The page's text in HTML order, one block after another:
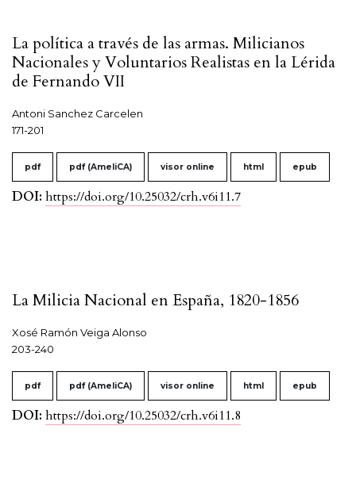
La política a través de las armas. Milicianos
Nacionales y Voluntarios Realistas en la Lérida
de Fernando VII
Antoni Sanchez Carcelen
171-201
pdf pdf (AmeliCA) visor online html epub
DOI: https://doi.org/10.25032/crh.v6i11.7
La Milicia Nacional en España, 1820-1856
Xosé Ramón Veiga Alonso
203-240
pdf pdf (AmeliCA) visor online html epub
DOI: https://doi.org/10.25032/crh.v6i11.8